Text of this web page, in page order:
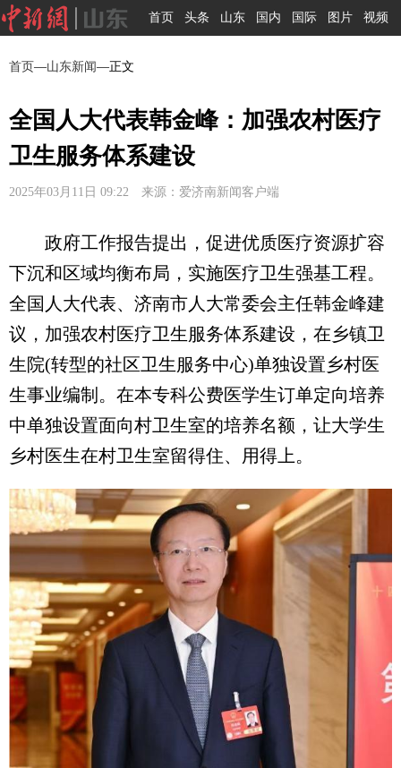
首页 头条 山东 国内 国际 图片 视频
首页—山东新闻—正文
全国人大代表韩金峰：加强农村医疗
卫生服务体系建设
2025年03月11日 09:22 来源：爱济南新闻客户端
政府工作报告提出，促进优质医疗资源扩容
下沉和区域均衡布局，实施医疗卫生强基工程。
全国人大代表、济南市人大常委会主任韩金峰建
议，加强农村医疗卫生服务体系建设，在乡镇卫
生院(转型的社区卫生服务中心)单独设置乡村医
生事业编制。在本专科公费医学生订单定向培养
中单独设置面向村卫生室的培养名额，让大学生
乡村医生在村卫生室留得住、用得上。